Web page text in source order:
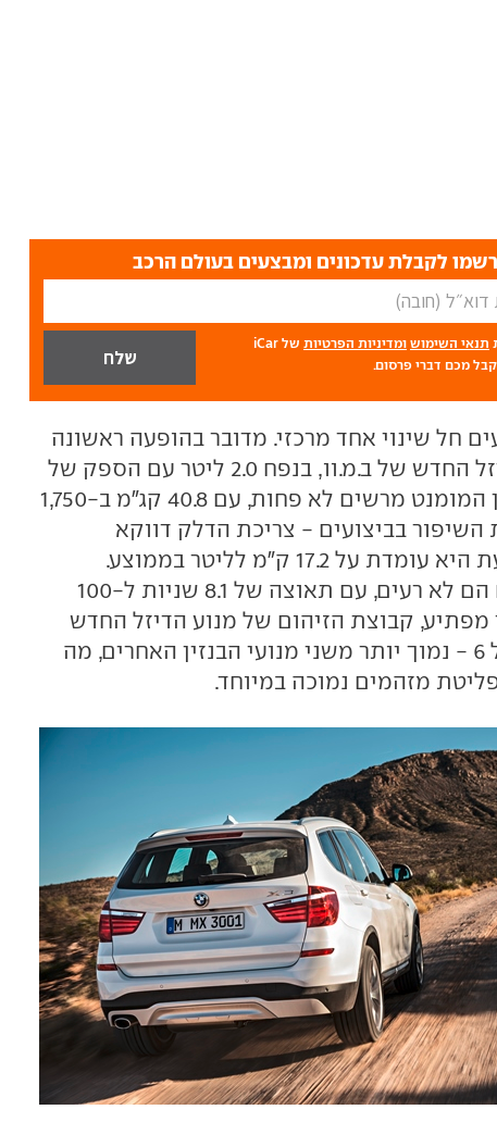
לקבלת עדכונים ומבצעים בעולם הרכב
תנאי השימוש ומדיניות הפרטיות
של iCar
מכם דברי פרסום.
חל שינוי אחד מרכזי. מדובר בהופעה ראשונה
של מנוע הדיזל החדש של ב.מ.וו, בנפח 2.0 ליטר עם הספק של
190 כ"ס. נתון המומנט מרשים לא פחות, עם 40.8 קג"מ ב-1,750
השיפור בביצועים - צריכת הדלק דווקא
הופחתה, וכעת היא עומדת על 17.2 ק"מ לליטר בממוצע.
הביצועים גם הם לא רעים, עם תאוצה של 8.1 שניות ל-100
קבוצת הזיהום של מנוע הדיזל החדש
היא בסך הכל 6 - נמוך יותר משני מנועי הבנזין האחרים, מה
מזהמים נמוכה במיוחד.